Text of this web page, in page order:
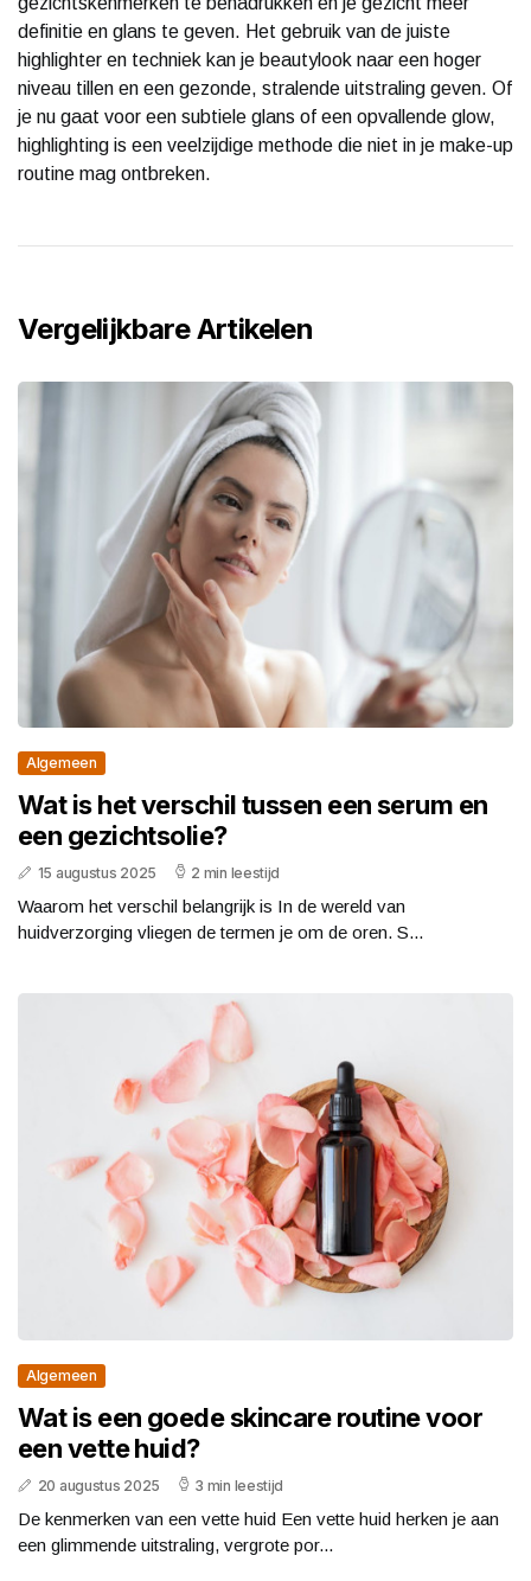
definitie en glans te geven. Het gebruik van de juiste
highlighter en techniek kan je beautylook naar een hoger
niveau tillen en een gezonde, stralende uitstraling geven. Of
je nu gaat voor een subtiele glans of een opvallende glow,
highlighting is een veelzijdige methode die niet in je make-up
routine mag ontbreken.
Vergelijkbare Artikelen
Algemeen
Wat is het verschil tussen een serum en
een gezichtsolie?
15 augustus 2025 2 min leestijd
Waarom het verschil belangrijk is In de wereld van
huidverzorging vliegen de termen je om de oren. S...
Algemeen
Wat is een goede skincare routine voor
een vette huid?
20 augustus 2025 3 min leestijd
De kenmerken van een vette huid Een vette huid herken je aan
een glimmende uitstraling, vergrote por...